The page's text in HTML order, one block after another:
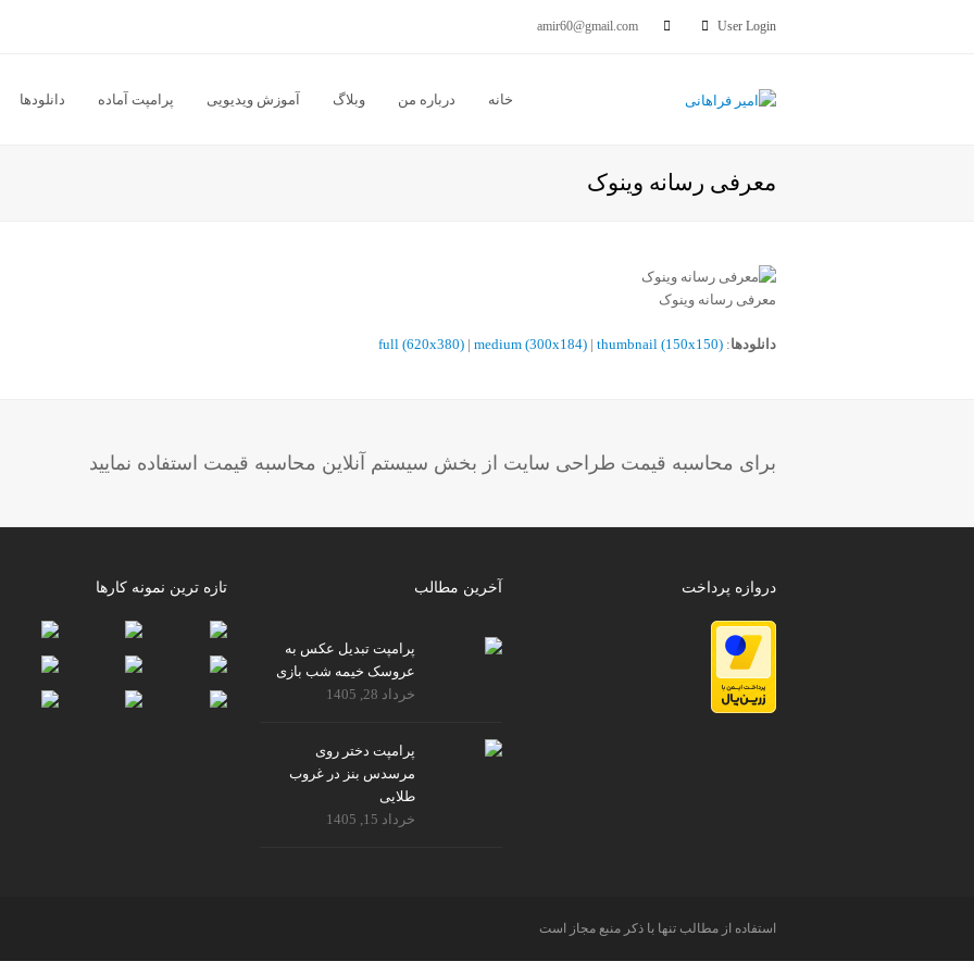
amir60@gmail.com User Login
خانه درباره من وبلاگ آموزش ویدیویی پرامپت آماده دانلودها
معرفی رسانه وینوک
معرفی رسانه وینوک
دانلودها:
full (620x380) | medium (300x184) | thumbnail (150x150)
برای محاسبه قیمت طراحی سایت از بخش سیستم آنلاین محاسبه قیمت استفاده نمایید
دروازه پرداخت آخرین مطالب
پرامپت تبدیل عکس به
عروسک خیمه شب بازی
خرداد 28, 1405
پرامپت دختر روی
مرسدس بنز در غروب
طلایی
خرداد 15, 1405
تازه ترین نمونه کارها
استفاده از مطالب تنها با ذکر منبع مجاز است